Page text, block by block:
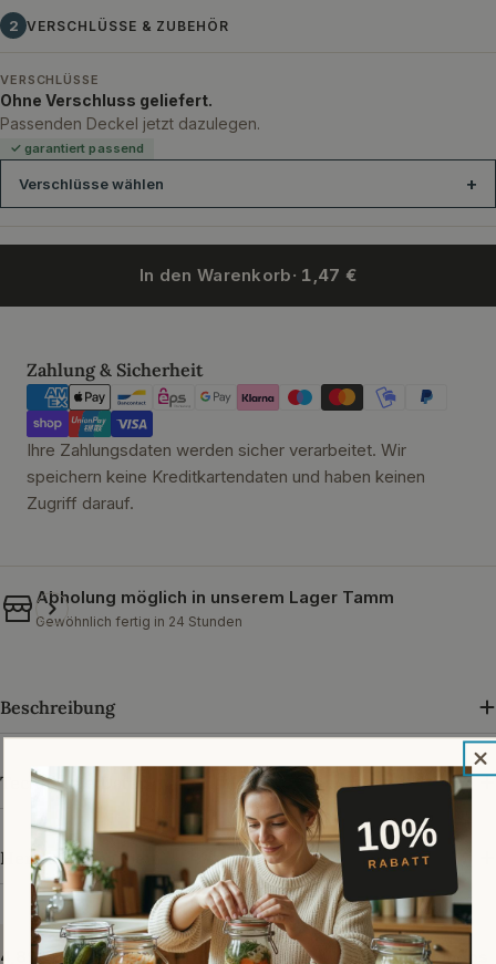
2 VERSCHLÜSSE & ZUBEHÖR
VERSCHLÜSSE
Ohne Verschluss geliefert.
Passenden Deckel jetzt dazulegen.
✓ garantiert passend
Verschlüsse wählen
In den Warenkorb· 1,47 €
Zahlung & Sicherheit
Zahlungsmethoden
Ihre Zahlungsdaten werden sicher verarbeitet. Wir
speichern keine Kreditkartendaten und haben keinen
Zugriff darauf.
Abholung möglich in unserem Lager Tamm
Gewöhnlich fertig in 24 Stunden
Beschreibung
Technische Daten
Herstellerangaben
4,89 von 5 · über 33.000 Bewertungen bei Trusted Shops